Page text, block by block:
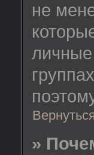
не
»